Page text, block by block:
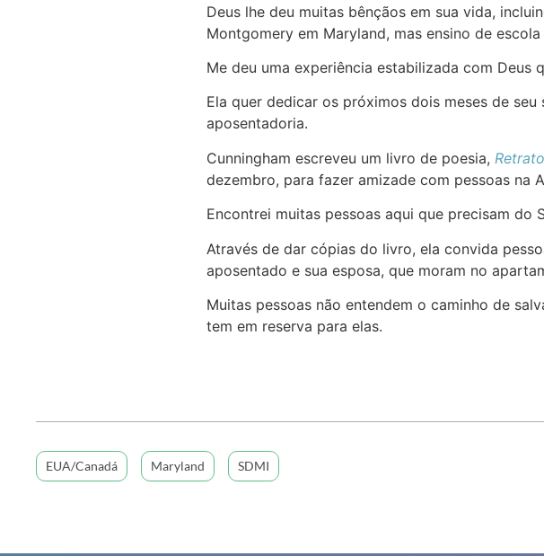
Deus lhe deu muitas bênçãos em sua vida,
Montgomery em Maryland, mas ensino de
Me deu uma experiência estabilizada com Deus
Ela quer dedicar os próximos dois meses de
aposentadoria.
Cunningham escreveu um livro de poesia,
dezembro, para fazer amizade com pessoas na
Encontrei muitas pessoas aqui que precisam do
Através de dar cópias do livro, ela convida
aposentado e sua esposa, que moram no
Muitas pessoas não entendem o caminho de
tem em reserva para elas.
EUA/Canadá Maryland SDMI